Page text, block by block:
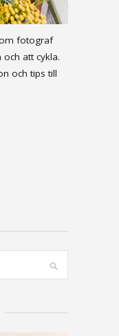
fotograf
att cykla.
och tips till